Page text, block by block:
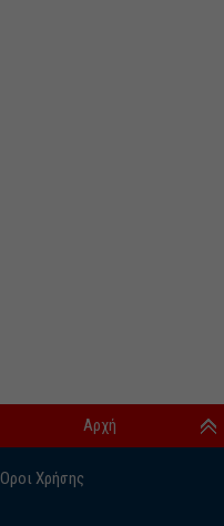
Οροι Χρήσης
Αρχή